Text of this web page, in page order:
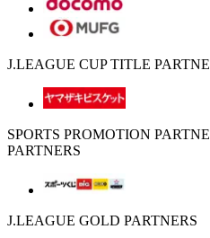
J.LEAGUE CUP TITLE
SPORTS PROMOTION
PARTNERS
J.LEAGUE GOLD PARTNERS